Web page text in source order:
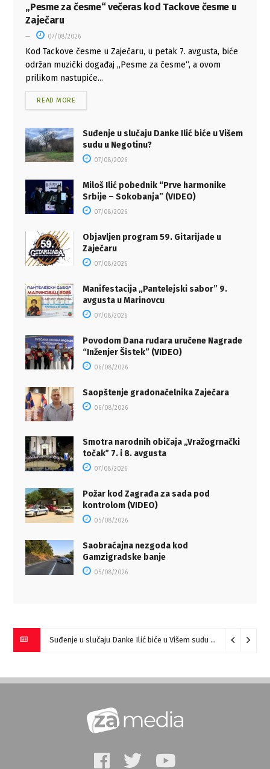
„Pesme za česme“ večeras kod Tackove česme u
Zaječaru
07/08/2026
Kod Tackove česme u Zaječaru, u petak 7. avgusta, biće
održan muzički događaj „Pesme za česme“, a ovom
prilikom nastupiće...
READ MORE
Suđenje u slučaju Danke Ilić biće u Višem
sudu u Negotinu?
07/08/2026
Miloš Ilić pobednik “Prve harmonike
Srbije – Sokobanja” (VIDEO)
07/08/2026
Objavljen program 59. Gitarijade u
Zaječaru
07/08/2026
Manifestacija „Pantelejski sabor” 9.
avgusta u Marinovcu
07/08/2026
Povodom Dana rudara uručene Nagrade
“Inženjer Šistek” (VIDEO)
06/08/2026
Saopštenje gradonačelnika Zaječara
06/08/2026
Smotra narodnih običaja „Vražogrnački
točakˮ 7. i 8. avgusta
07/08/2026
Požar kod Zagrađa za sada pod
kontrolom (VIDEO)
05/08/2026
Saobraćajna nezgoda kod
Gamzigradske banje
05/08/2026
Suđenje u slučaju Danke Ilić biće u Višem sudu u Negotinu?